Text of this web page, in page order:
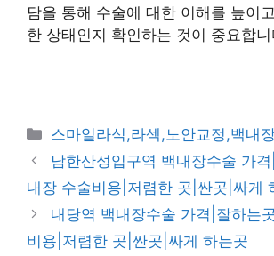
담을 통해 수술에 대한 이해를 높이
한 상태인지 확인하는 것이 중요합니
카
테
리
스마일라식,라섹,노안교정,백내
남한산성입구역 백내장수술 가
내장 수술비용|저렴한 곳|싼곳|싸게
내당역 백내장수술 가격|잘하는
비용|저렴한 곳|싼곳|싸게 하는곳